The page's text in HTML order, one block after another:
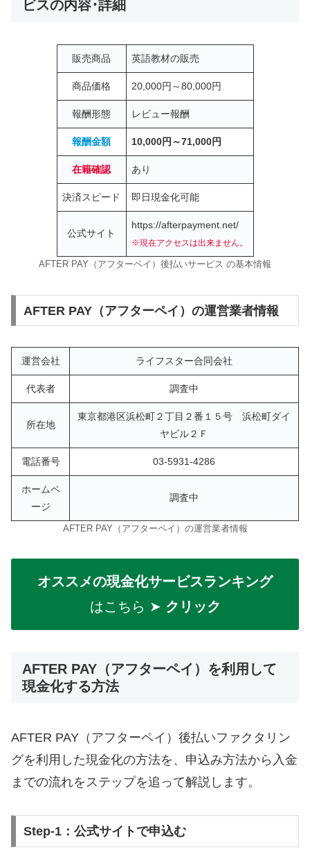
ビスの内容･詳細
販売商品 英語教材の販売
商品価格 20,000円～80,000円
報酬形態 レビュー報酬
報酬金額 10,000円～71,000円
在籍確認 あり
決済スピード 即日現金化可能
公式サイト
https://afterpayment.net/
※現在アクセスは出来ません。
AFTER PAY（アフターペイ）後払いサービス の基本情報
AFTER PAY（アフターペイ）の運営業者情報
運営会社 ライフスター合同会社
代表者 調査中
所在地
東京都港区浜松町２丁目２番１５号 浜松町ダイ
ヤビル２Ｆ
電話番号 03-5931-4286
ホームペ
ージ
調査中
AFTER PAY（アフターペイ）の運営業者情報
オススメの現金化サービスランキング
はこちら ➤ クリック
AFTER PAY（アフターペイ）を利用して
現金化する方法
AFTER PAY（アフターペイ）後払いファクタリン
グを利用した現金化の方法を、申込み方法から入金
までの流れをステップを追って解説します。
Step-1：公式サイトで申込む